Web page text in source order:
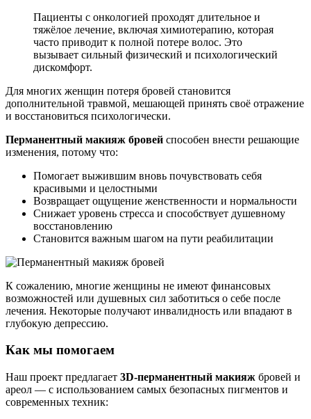
Пациенты с онкологией проходят длительное и
тяжёлое лечение, включая химиотерапию, которая
часто приводит к полной потере волос. Это
вызывает сильный физический и психологический
дискомфорт.
Для многих женщин потеря бровей становится
дополнительной травмой, мешающей принять своё отражение
и восстановиться психологически.
Перманентный макияж бровей способен внести решающие
изменения, потому что:
Помогает выжившим вновь почувствовать себя
красивыми и целостными
Возвращает ощущение женственности и нормальности
Снижает уровень стресса и способствует душевному
восстановлению
Становится важным шагом на пути реабилитации
К сожалению, многие женщины не имеют финансовых
возможностей или душевных сил заботиться о себе после
лечения. Некоторые получают инвалидность или впадают в
глубокую депрессию.
Как мы помогаем
Наш проект предлагает 3D-перманентный макияж бровей и
ареол — с использованием самых безопасных пигментов и
современных техник: